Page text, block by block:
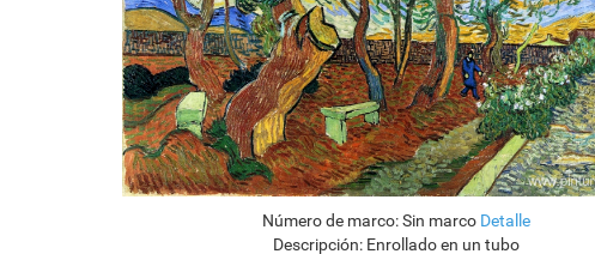
Número de marco: Sin marco Detalle
Descripción: Enrollado en un tubo